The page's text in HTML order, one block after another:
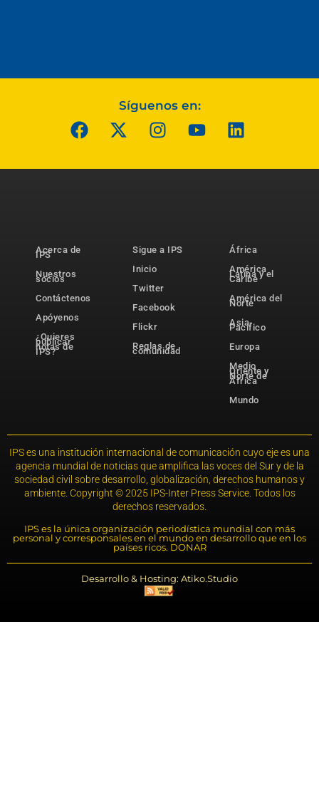
Síguenos en:
Acerca de
IPS
Nuestros
socios
Contáctenos
Apóyenos
¿Quieres
publicar
notas de
IPS?
Sigue a IPS
Inicio
Twitter
Facebook
Flickr
Reglas de
comunidad
África
América
Latina y el
Caribe
América del
Norte
Asia-
Pacífico
Europa
Medio
Oriente y
Norte de
África
Mundo
IPS es una institución internacional de comunicación cuyo eje es una
agencia mundial de noticias que amplifica las voces del Sur y de la
sociedad civil sobre desarrollo, globalización, derechos humanos y
ambiente. Copyright © 2025 IPS-Inter Press Service. Todos los
derechos reservados.
IPS es la única organización periodística mundial con más
personal y corresponsales en el mundo en desarrollo que en los
países ricos. DONAR
Desarrollo & Hosting: Atiko.Studio